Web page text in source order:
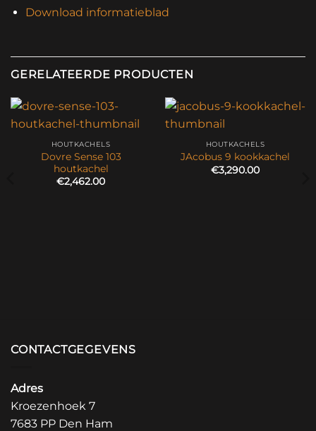
Download informatieblad
GERELATEERDE PRODUCTEN
HOUTKACHELS
Dovre Sense 103
houtkachel
€2,462.00
HOUTKACHELS
JAcobus 9 kookkachel
€3,290.00
CONTACTGEGEVENS
Adres
Kroezenhoek 7
7683 PP Den Ham